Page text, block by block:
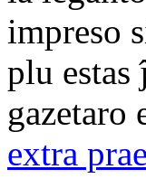
impreso
plu estas
gazetaro
extra